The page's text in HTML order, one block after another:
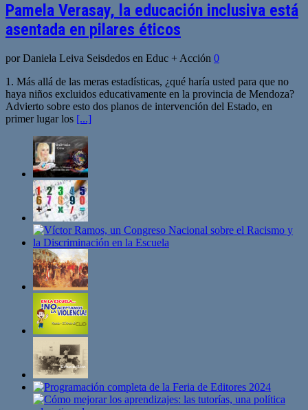
Pamela Verasay, la educación inclusiva está
asentada en pilares éticos
por Daniela Leiva Seisdedos en Educ + Acción 0
1. Más allá de las meras estadísticas, ¿qué haría usted para que no
haya niños excluidos educativamente en la provincia de Mendoza?
Advierto sobre esto dos planos de intervención del Estado, en
primer lugar los [...]